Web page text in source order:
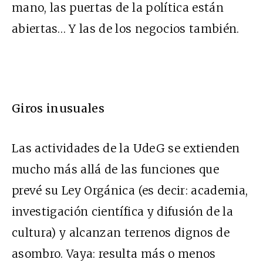
mano, las puertas de la política están
abiertas… Y las de los negocios también.
Giros inusuales
Las actividades de la UdeG se extienden
mucho más allá de las funciones que
prevé su Ley Orgánica (es decir: academia,
investigación científica y difusión de la
cultura) y alcanzan terrenos dignos de
asombro. Vaya: resulta más o menos